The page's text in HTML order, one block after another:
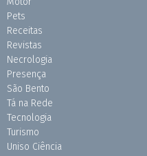
Pets
Receitas
Revistas
Necrologia
Presença
São Bento
Tá na Rede
Tecnologia
Turismo
Uniso Ciência